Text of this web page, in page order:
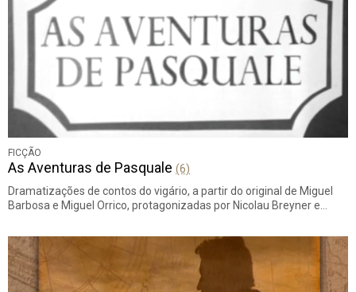
FICÇÃO
As Aventuras de Pasquale (6)
Dramatizações de contos do vigário, a partir do original de Miguel
Barbosa e Miguel Orrico, protagonizadas por Nicolau Breyner e…